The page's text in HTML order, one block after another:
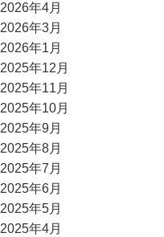
2026年4月
2026年3月
2026年1月
2025年12月
2025年11月
2025年10月
2025年9月
2025年8月
2025年7月
2025年6月
2025年5月
2025年4月